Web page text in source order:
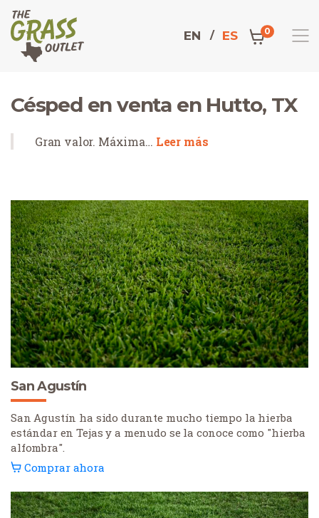
EN ES 0
Césped en venta en Hutto, TX
Gran valor. Máxima… Leer más
San Agustín
San Agustín ha sido durante mucho tiempo la hierba
estándar en Tejas y a menudo se la conoce como "hierba
alfombra".
Comprar ahora